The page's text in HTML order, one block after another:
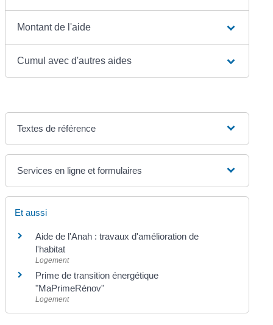
Montant de l'aide
Cumul avec d'autres aides
Textes de référence
Services en ligne et formulaires
Et aussi
Aide de l'Anah : travaux d'amélioration de
l'habitat
Logement
Prime de transition énergétique
"MaPrimeRénov"
Logement